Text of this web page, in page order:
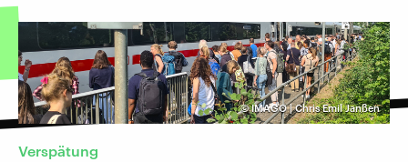
©IMAGO | Chris Emil Janßen
Verspätung